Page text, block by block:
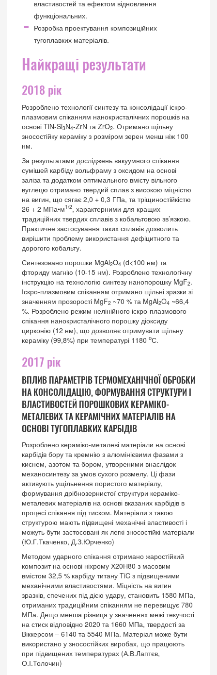
властивостей та ефектом відновлення
функціональних.
Розробка проектування композиційних
тугоплавких матеріалів.
Найкращі результати
2018 рік
Розроблено технології синтезу та консолідації іскро-
плазмовим спіканням нанокристалічних порошків на
основі TiN-Si3N4-ZrN та ZrO2. Отримано щільну
зносостійку кераміку з розміром зерен менш ніж 100
нм.
За результатами досліджень вакуумного спікання
сумішей карбіду вольфраму з оксидом на основі
заліза та додатком оптимального вмісту вільного
вуглецю отримано твердий сплав з високою міцністю
на вигин, що сягає 2,0 + 0,3 ГПа, та тріщиностійкістю
26 + 2 МПа•м1/2, характерними для кращих
традиційних твердих сплавів з кобальтовою зв’язкою.
Практичне застосування таких сплавів дозволить
вирішити проблему використання дефіцитного та
дорогого кобальту.
Синтезовано порошки MgAl2O4 (d<100 нм) та
фториду магнію (10-15 нм). Розроблено технологічну
інструкцію на технологію синтезу нанопорошку MgF2.
Іскро-плазмовим спіканням отримано щільні зразки зі
значенням прозорості MgF2 ~70 % та MgAl2O4 ~66,4
%. Розроблено режим нелінійного іскро-плазмового
спікання нанокристалічного порошку діоксиду
цирконію (12 нм), що дозволяє отримувати щільну
кераміку (99,8%) при температурі 1180 оС.
2017 рік
ВПЛИВ ПАРАМЕТРІВ ТЕРМОМЕХАНІЧНОЇ ОБРОБКИ
НА КОНСОЛІДАЦІЮ, ФОРМУВАННЯ СТРУКТУРИ І
ВЛАСТИВОСТЕЙ ПОРОШКОВИХ КЕРАМІКО-
МЕТАЛЕВИХ ТА КЕРАМІЧНИХ МАТЕРІАЛІВ НА
ОСНОВІ ТУГОПЛАВКИХ КАРБІДІВ
Розроблено кераміко-металеві матеріали на основі
карбідів бору та кремнію з алюмінієвими фазами з
киснем, азотом та бором, утвореними внаслідок
механосинтезу за умов сухого розмелу. Ці фази
активують ущільнення пористого матеріалу,
формування дрібнозернистої структури кераміко-
металевих матеріалів на основі вказаних карбідів в
процесі спікання під тиском. Матеріали з такою
структурою мають підвищені механічні властивості і
можуть бути застосовані як легкі зносостійкі матеріали
(Ю.Г.Ткаченко, Д.З.Юрченко)
Методом ударного спікання отримано жаростійкий
композит на основі ніхрому Х20Н80 з масовим
вмістом 32,5 % карбіду титану TiC з підвищеними
механічними властивостями. Міцність на вигин
зразків, спечених під дією удару, становить 1580 МПа,
отриманих традиційним спіканням не перевищує 780
МПа. Дещо менша різниця у значеннях межі текучості
на стиск відповідно 2020 та 1660 МПа, твердості за
Віккерсом – 6140 та 5540 МПа. Матеріал може бути
використано у зносостійких виробах, що працюють
при підвищених температурах (А.В.Лаптєв,
О.І.Толочин)